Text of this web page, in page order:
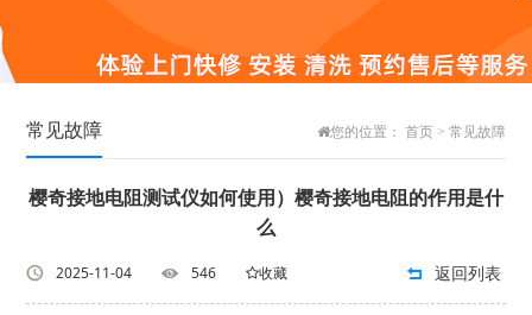
常见故障 您的位置： 首页> 常见故障
樱奇接地电阻测试仪如何使用）樱奇接地电阻的作用是什
么
2025-11-04 546 收藏 返回列表